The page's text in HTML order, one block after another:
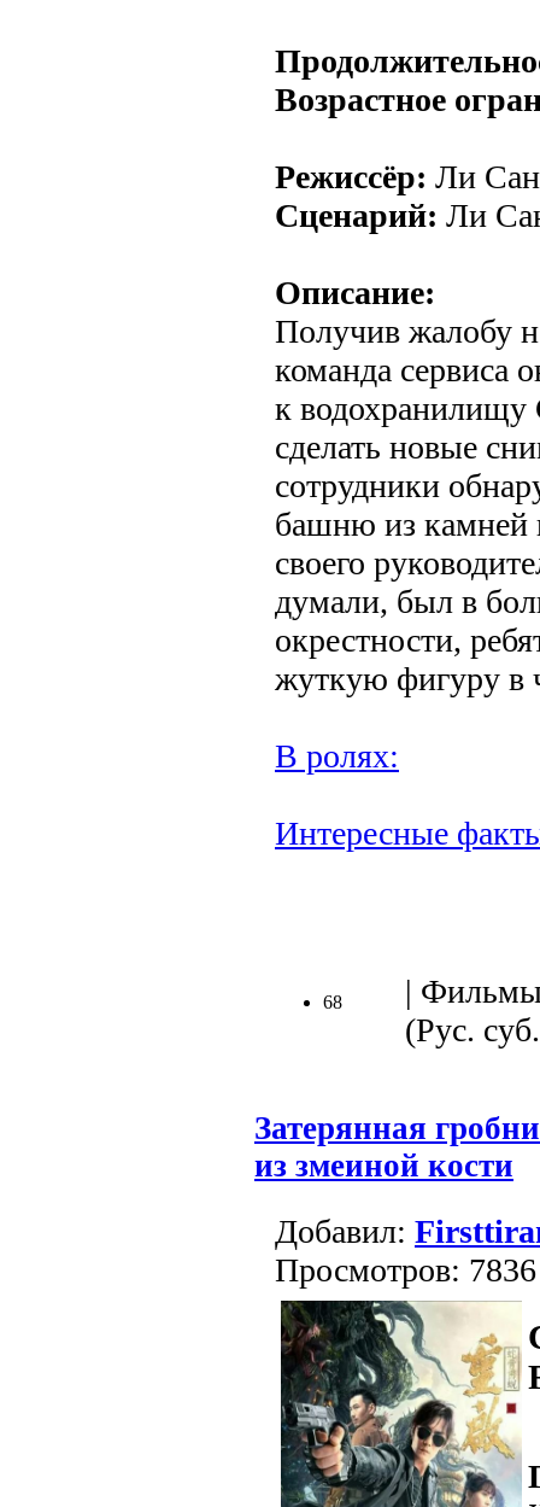
Возрастное
Режиссёр: Ли
Сценарий: Ли
Описание:
Получив жалобу
команда сервиса
к
сделать новые
сотрудники
башню из камней
своего
думали, был в
окрестности,
жуткую фигуру в
В ролях:
Интересные
68
|
(Рус.
Затерянная
из змеиной кости
Добавил:
Просмотров: 7836